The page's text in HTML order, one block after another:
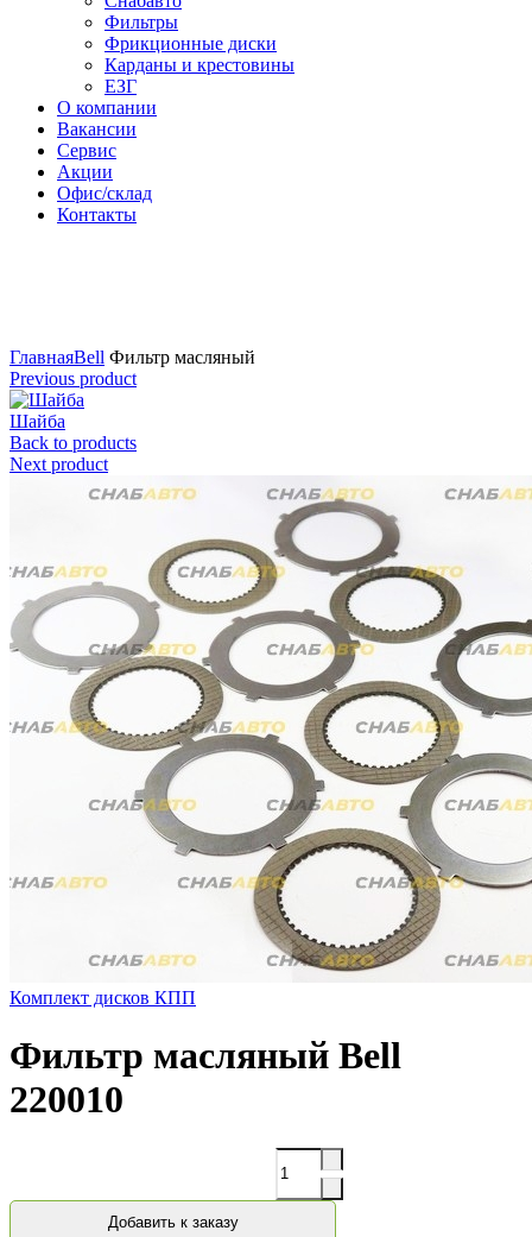
Фильтры
Фрикционные диски
Карданы и крестовины
ЕЗГ
О компании
Вакансии
Сервис
Акции
Офис/склад
Контакты
ГлавнаяBell Фильтр масляный
Previous product
Шайба
Back to products
Next product
Комплект дисков КПП
Фильтр масляный Bell
220010
Количество
Добавить к заказу